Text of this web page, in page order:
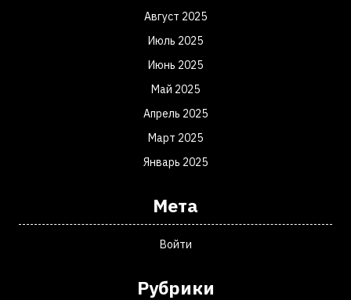
Август 2025
Июль 2025
Июнь 2025
Май 2025
Апрель 2025
Март 2025
Январь 2025
Мета
Войти
Рубрики